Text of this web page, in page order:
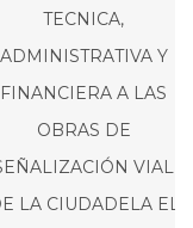
TECNICA,
ADMINISTRATIVA Y
FINANCIERA A LAS
OBRAS DE
VIAL
LA CIUDADELA EL